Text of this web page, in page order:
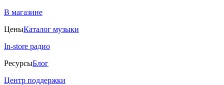
В магазине
ЦеныКаталог музыки
In-store радио
РесурсыБлог
Центр поддержки